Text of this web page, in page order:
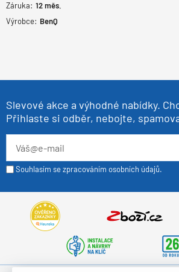
Záruka: 12měs.
Výrobce: BenQ
Slevové akce a výhodné nabídky.
Přihlaste si odběr, nebojte,
Souhlasím se zpracováním osobních údajů.